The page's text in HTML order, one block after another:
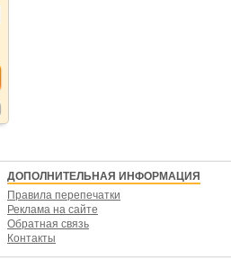
ДОПОЛНИТЕЛЬНАЯ ИНФОРМАЦИЯ
Правила перепечатки
Реклама на сайте
Обратная связь
Контакты